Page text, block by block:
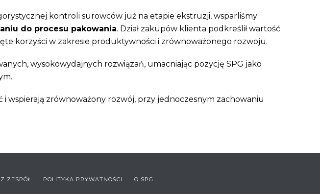
kontroli surowców już na etapie ekstruzji, wsparliśmy
do procesu pakowania. Dział zakupów klienta podkreślił wartość
korzyści w zakresie produktywności i zrównoważonego rozwoju.
wysokowydajnych rozwiązań, umacniając pozycję SPG jako
wspierają zrównoważony rozwój, przy jednoczesnym zachowaniu
ZESPÓŁ POLITYKA PRYWATNOŚCI O SPG